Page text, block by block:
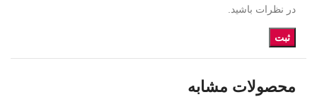
در نظرات باشید.
محصولات مشابه